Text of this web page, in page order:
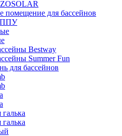
помещение для бассейнов
ППУ
Bestway
Summer Fun
для бассейнов